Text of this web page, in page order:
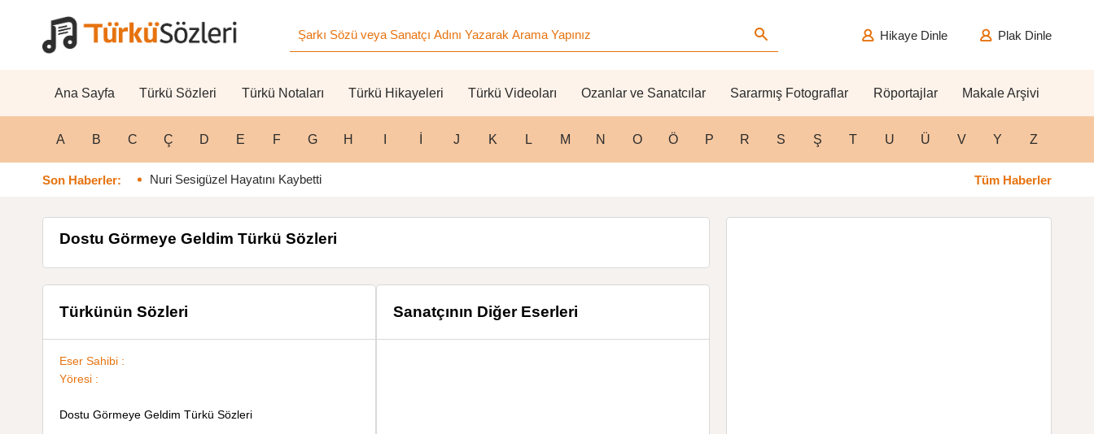
Hikaye Dinle Plak Dinle
Ana Sayfa Türkü Sözleri Türkü Notaları Türkü Hikayeleri Türkü Videoları Ozanlar ve Sanatcılar Sararmış Fotograflar Röportajlar Makale Arşivi
A B C Ç D E F G H J K L M N O Ö P R S Ş T U Ü V Y Z
Son Haberler: Nuri Sesigüzel Hayatını Kaybetti Tüm Haberler
Dostu Görmeye Geldim Türkü Sözleri
Türkünün Sözleri
Eser Sahibi :
Yöresi :
Dostu Görmeye Geldim Türkü Sözleri
Sanatçının Diğer Eserleri